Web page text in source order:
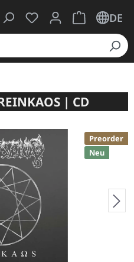
Du hast 0 Produkte
Warenkorb
DE
| CD
Preorder
Neu